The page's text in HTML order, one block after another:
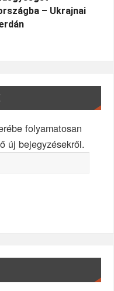
– Ukrajnai
folyamatosan
új bejegyzésekről.